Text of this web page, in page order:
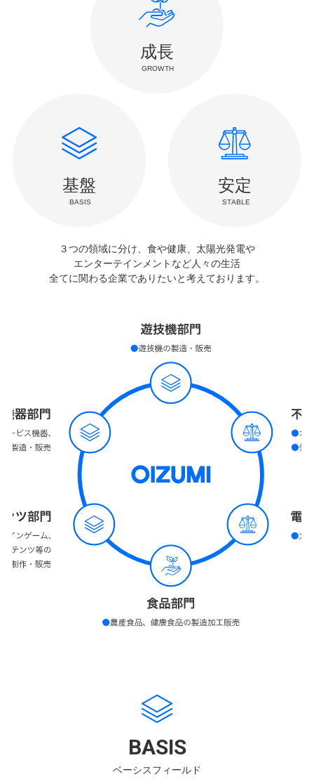
３つの領域に分け、食や健康、太陽光発電や
エンターテインメントなど人々の生活
全てに関わる企業でありたいと考えております。
BASIS
ベーシスフィールド